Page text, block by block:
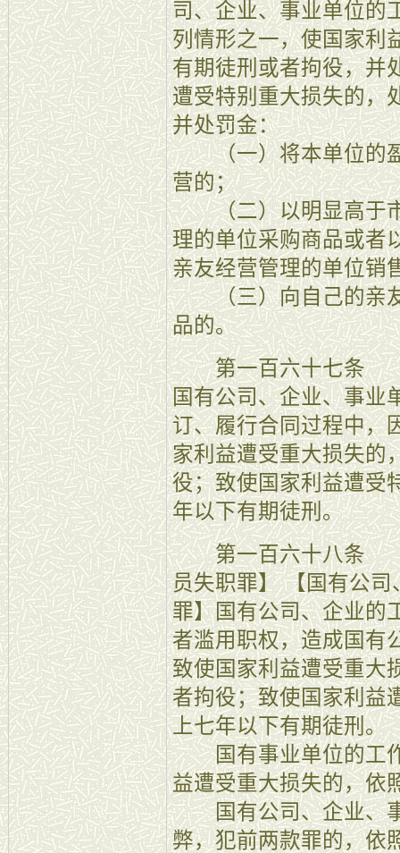
司、企业、事业单位的
列情形之一，使国家利
有期徒刑或者拘役，并
遭受特别重大损失的，
并处罚金：
（一）将本单位的盈
营的；
（二）以明显高于市
理的单位采购商品或者
亲友经营管理的单位销
（三）向自己的亲友
品的。
第一百六十七条 【
国有公司、企业、事业
订、履行合同过程中，
家利益遭受重大损失的
役；致使国家利益遭受
年以下有期徒刑。
第一百六十八条 【
员失职罪】 【国有公
罪】国有公司、企业的
者滥用职权，造成国有
致使国家利益遭受重大
者拘役；致使国家利益
上七年以下有期徒刑。
国有事业单位的工作
益遭受重大损失的，依
国有公司、企业、事
弊，犯前两款罪的，依